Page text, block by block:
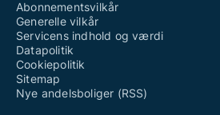
Abonnementsvilkår
Generelle vilkår
Servicens indhold og værdi
Datapolitik
Cookiepolitik
Sitemap
Nye andelsboliger (RSS)